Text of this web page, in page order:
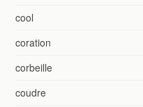
cool
coration
corbeille
coudre